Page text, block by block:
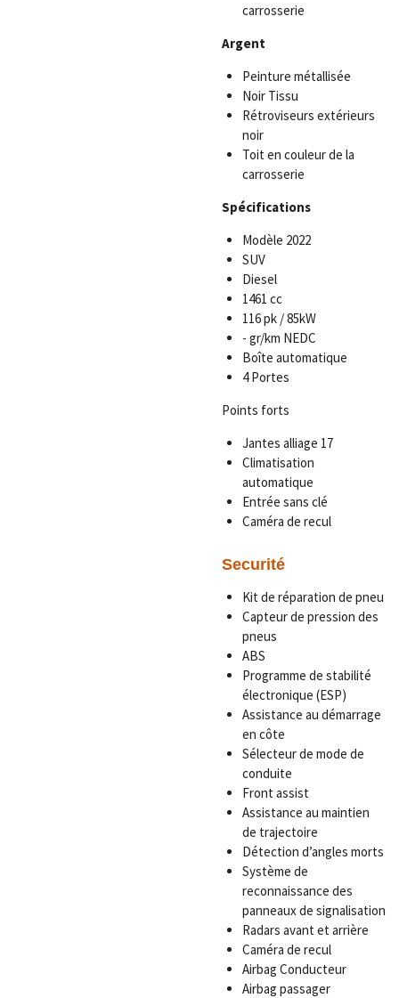
carrosserie
Argent
Peinture métallisée
Noir Tissu
Rétroviseurs extérieurs
noir
Toit en couleur de la
carrosserie
Spécifications
Modèle 2022
SUV
Diesel
1461 cc
116 pk / 85kW
- gr/km NEDC
Boîte automatique
4 Portes
Points forts
Jantes alliage 17
Climatisation
automatique
Entrée sans clé
Caméra de recul
Securité
Kit de réparation de pneu
Capteur de pression des
pneus
ABS
Programme de stabilité
électronique (ESP)
Assistance au démarrage
en côte
Sélecteur de mode de
conduite
Front assist
Assistance au maintien
de trajectoire
Détection d’angles morts
Système de
reconnaissance des
panneaux de signalisation
Radars avant et arrière
Caméra de recul
Airbag Conducteur
Airbag passager